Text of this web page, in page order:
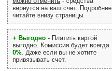
вернутся на ваш счет. Подробнее
читайте внизу страницы.
+ Выгодно - Платить картой
выгодно. Комиссия будет всегда
0% . Даже если вы не хотите
привязывать счет.